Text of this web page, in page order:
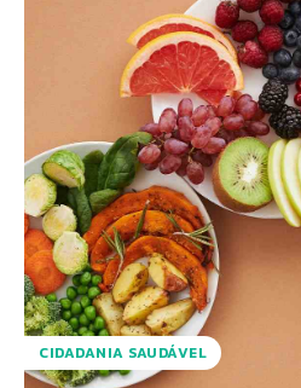
CIDADANIA SAUDÁVEL